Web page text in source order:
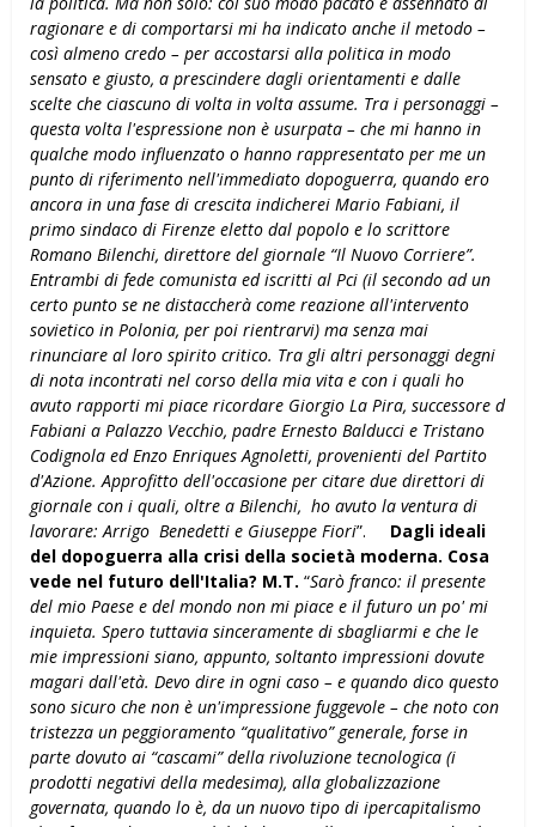
ragionare e di comportarsi mi ha indicato anche il metodo –
così almeno credo – per accostarsi alla politica in modo
sensato e giusto, a prescindere dagli orientamenti e dalle
scelte che ciascuno di volta in volta assume. Tra i personaggi –
questa volta l'espressione non è usurpata – che mi hanno in
qualche modo influenzato o hanno rappresentato per me un
punto di riferimento nell'immediato dopoguerra, quando ero
ancora in una fase di crescita indicherei Mario Fabiani, il
primo sindaco di Firenze eletto dal popolo e lo scrittore
Romano Bilenchi, direttore del giornale “Il Nuovo Corriere”.
Entrambi di fede comunista ed iscritti al Pci (il secondo ad un
certo punto se ne distaccherà come reazione all'intervento
sovietico in Polonia, per poi rientrarvi) ma senza mai
rinunciare al loro spirito critico. Tra gli altri personaggi degni
di nota incontrati nel corso della mia vita e con i quali ho
avuto rapporti mi piace ricordare Giorgio La Pira, successore d
Fabiani a Palazzo Vecchio, padre Ernesto Balducci e Tristano
Codignola ed Enzo Enriques Agnoletti, provenienti del Partito
d'Azione. Approfitto dell'occasione per citare due direttori di
giornale con i quali, oltre a Bilenchi, ho avuto la ventura di
lavorare: Arrigo Benedetti e Giuseppe Fiori”. Dagli ideali
del dopoguerra alla crisi della società moderna. Cosa
vede nel futuro dell'Italia? M.T. “Sarò franco: il presente
del mio Paese e del mondo non mi piace e il futuro un po' mi
inquieta. Spero tuttavia sinceramente di sbagliarmi e che le
mie impressioni siano, appunto, soltanto impressioni dovute
magari dall'età. Devo dire in ogni caso – e quando dico questo
sono sicuro che non è un'impressione fuggevole – che noto con
tristezza un peggioramento “qualitativo” generale, forse in
parte dovuto ai “cascami” della rivoluzione tecnologica (i
prodotti negativi della medesima), alla globalizzazione
governata, quando lo è, da un nuovo tipo di ipercapitalismo